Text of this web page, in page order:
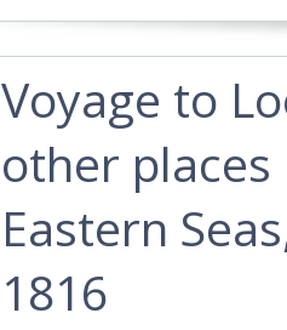
‎Voyage to
other places
Eastern
1816‎